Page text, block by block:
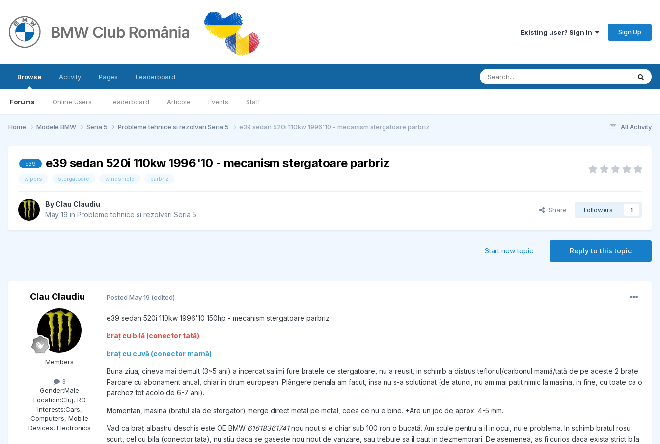
Existing user? Sign In Sign Up
Browse
Forums Online Users Leaderboard Articole Events Staff
Activity Pages Leaderboard
All Activity
Home Modele BMW Seria 5 Probleme tehnice si rezolvari Seria 5 e39 sedan 520i 110kw 1996'10 - mecanism stergatoare parbriz
e39 e39 sedan 520i 110kw 1996'10 - mecanism stergatoare parbriz
wipers stergatoare windshield parbriz
By Clau Claudiu
May 19 in Probleme tehnice si rezolvari Seria 5
Share Followers 1
Reply to this topic
Start new topic
Clau Claudiu
Members
3
Gender:Male
Location:Cluj, RO
Interests:Cars,
Computers, Mobile
Devices, Electronics
Posted May 19 (edited)
e39 sedan 520i 110kw 1996'10 150hp - mecanism stergatoare parbriz
braț cu bilă (conector tată)
braț cu cuvă (conector mamă)
Buna ziua, cineva mai demult (3~5 ani) a incercat sa imi fure bratele de stergatoare, nu a reusit, in schimb a distrus teflonul/carbonul mamă/tată de pe aceste 2 brațe.
Parcare cu abonament anual, chiar în drum european. Plângere penala am facut, insa nu s-a solutionat (de atunci, nu am mai patit nimic la masina, in fine, cu toate ca o
parchez tot acolo de 6-7 ani).
Momentan, masina (bratul ala de stergator) merge direct metal pe metal, ceea ce nu e bine. +Are un joc de aprox. 4-5 mm.
Vad ca braț albastru deschis este OE BMW 61618361741nou nout si e chiar sub 100 ron o bucată. Am scule pentru a il inlocui, nu e problema. In schimb bratul rosu
scurt, cel cu bila (conector tata), nu stiu daca se gaseste nou nout de vanzare, sau trebuie sa il caut in dezmembrari. De asemenea, as fi curios daca exista strict bila